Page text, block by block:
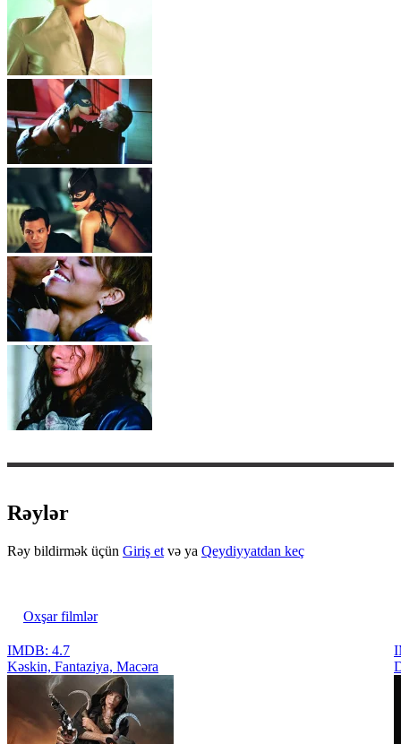
Rəylər
Rəy bildirmək üçün Giriş et və ya Qeydiyyatdan keç
Oxşar filmlər
IMDB: 4.7
Kəskin, Fantaziya, Macəra